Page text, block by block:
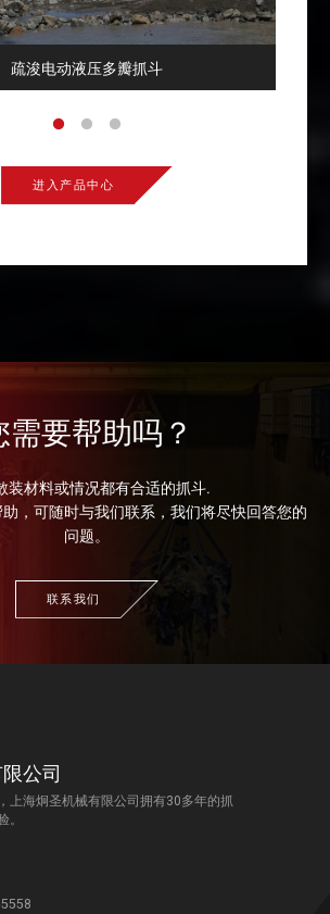
疏浚电动液压多瓣抓斗
进入产品中心
需要帮助吗？
装材料或情况都有合适的抓斗.
，可随时与我们联系，我们将尽快回答您的
问题。
联系我们
公司
上海炯圣机械有限公司拥有30多年的抓
。